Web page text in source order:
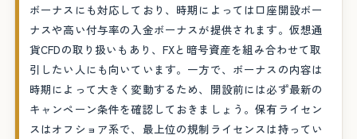
ボーナスにも対応しており、時期によっては口座開設ボー
ナスや高い付与率の入金ボーナスが提供されます。仮想通
貨CFDの取り扱いもあり、FXと暗号資産を組み合わせて取
引したい人にも向いています。一方で、ボーナスの内容は
時期によって大きく変動するため、開設前には必ず最新の
キャンペーン条件を確認しておきましょう。保有ライセン
スはオフショア系で、最上位の規制ライセンスは持ってい